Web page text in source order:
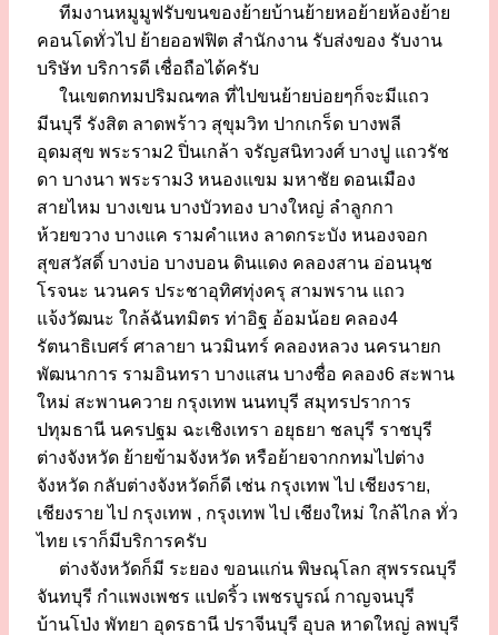
ทีมงานหมูมูฟรับขนของย้ายบ้านย้ายหอย้ายห้องย้าย
คอนโดทั่วไป ย้ายออฟฟิต สำนักงาน รับส่งของ รับงาน
บริษัท บริการดี เชื่อถือได้ครับ
ในเขตกทมปริมณฑล ที่ไปขนย้ายบ่อยๆก็จะมีแถว
มีนบุรี รังสิต ลาดพร้าว สุขุมวิท ปากเกร็ด บางพลี
อุดมสุข พระราม2 ปิ่นเกล้า จรัญสนิทวงศ์ บางปู แถวรัช
ดา บางนา พระราม3 หนองแขม มหาชัย ดอนเมือง
สายไหม บางเขน บางบัวทอง บางใหญ่ ลำลูกกา
ห้วยขวาง บางแค รามคำแหง ลาดกระบัง หนองจอก
สุขสวัสดิ์ บางบ่อ บางบอน ดินแดง คลองสาน อ่อนนุช
โรจนะ นวนคร ประชาอุทิศทุ่งครุ สามพราน แถว
แจ้งวัฒนะ ใกล้ฉันทมิตร ท่าอิฐ อ้อมน้อย คลอง4
รัตนาธิเบศร์ ศาลายา นวมินทร์ คลองหลวง นครนายก
พัฒนาการ รามอินทรา บางแสน บางซื่อ คลอง6 สะพาน
ใหม่ สะพานควาย กรุงเทพ นนทบุรี สมุทรปราการ
ปทุมธานี นครปฐม ฉะเชิงเทรา อยุธยา ชลบุรี ราชบุรี
ต่างจังหวัด ย้ายข้ามจังหวัด หรือย้ายจากกทมไปต่าง
จังหวัด กลับต่างจังหวัดก็ดี เช่น กรุงเทพ ไป เชียงราย,
เชียงราย ไป กรุงเทพ , กรุงเทพ ไป เชียงใหม่ ใกล้ไกล ทั่ว
ไทย เราก็มีบริการครับ
ต่างจังหวัดก็มี ระยอง ขอนแก่น พิษณุโลก สุพรรณบุรี
จันทบุรี กำแพงเพชร แปดริ้ว เพชรบูรณ์ กาญจนบุรี
บ้านโป่ง พัทยา อุดรธานี ปราจีนบุรี อุบล หาดใหญ่ ลพบุรี